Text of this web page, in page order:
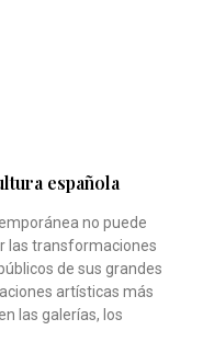
española
no puede
las transformaciones
de sus grandes
artísticas más
las galerías, los